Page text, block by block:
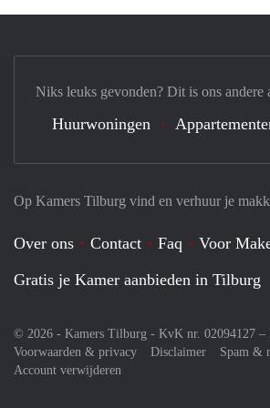
Op Kamers Tilburg vind en verhuur je
Over ons Contact Faq Voor
Gratis je Kamer aanbieden in Tilburg
© 2026 - Kamers Tilburg - KvK nr. 02094127 –
Voorwaarden & privacy
Disclaimer
Spam &
Account verwijderen
Niks leuks gevonden? Dit is ons andere
Huurwoningen